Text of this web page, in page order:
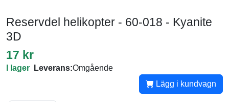
Reservdel helikopter - 60-018 - Kyanite
3D
17 kr
I lager Leverans:Omgående
Lägg i kundvagn